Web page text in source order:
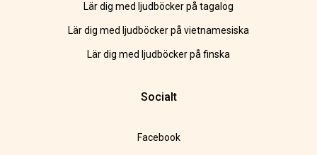
Lär dig med ljudböcker på tagalog
Lär dig med ljudböcker på vietnamesiska
Lär dig med ljudböcker på finska
Socialt
Facebook